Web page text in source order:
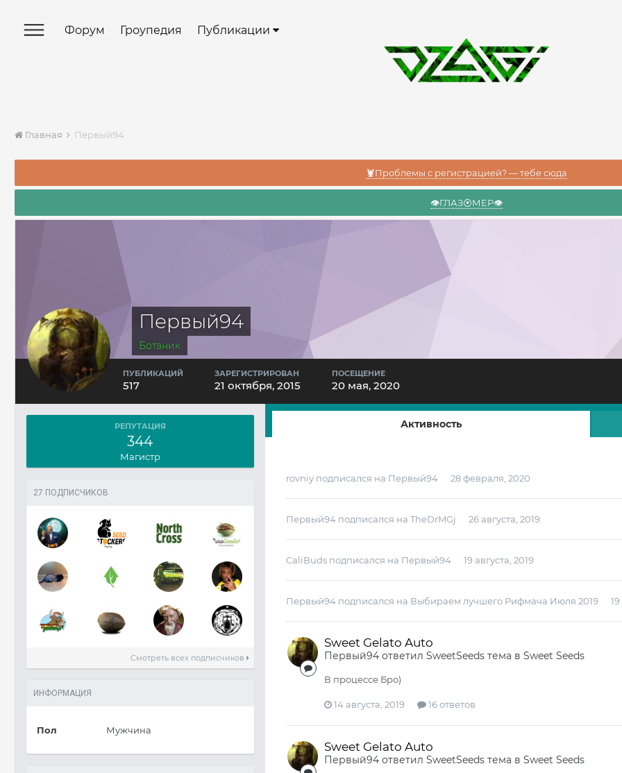
Форум Гроупедия Публикации
Главная Первый94
🦞Проблемы с регистрацией? — тебе сюда
👁️ГЛАЗ⦿МЕР👁️
Первый94
Ботаник
ПУБЛИКАЦИЙ
517
ЗАРЕГИСТРИРОВАН
21 октября, 2015
ПОСЕЩЕНИЕ
20 мая, 2020
РЕПУТАЦИЯ
344
Магистр
27 ПОДПИСЧИКОВ
Смотреть всех подписчиков
ИНФОРМАЦИЯ
Пол Мужчина
Активность
rovniyподписался на Первый94 28 февраля, 2020
Первый94подписался на TheDrMGj 26 августа, 2019
CaliBudsподписался на Первый94 19 августа, 2019
Первый94подписался на Выбираем лучшего Рифмача Июля 2019
Sweet Gelato Auto
Первый94ответил SweetSeedsтема в Sweet Seeds
В процессе Бро)
14 августа, 2019 16 ответов
Sweet Gelato Auto
Первый94ответил SweetSeedsтема в Sweet Seeds